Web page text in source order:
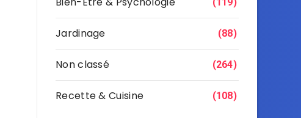
Jardinage (88)
Non classé (264)
Recette & Cuisine (108)